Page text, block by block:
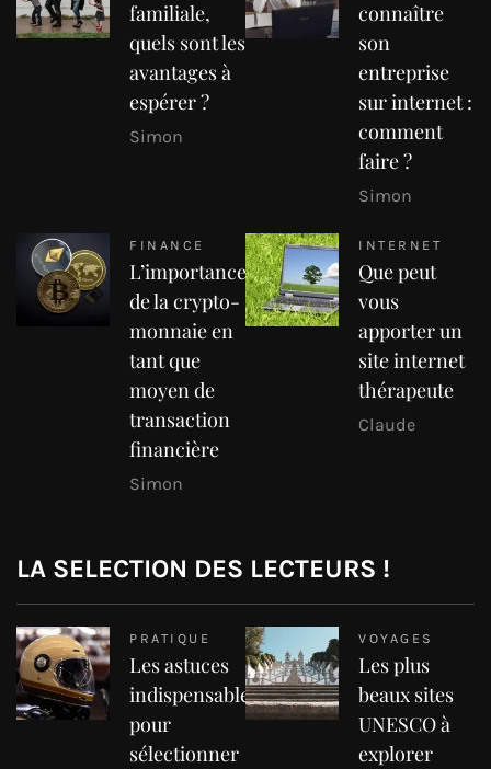
familiale,
quels sont les
avantages à
espérer ?
Simon
connaître
son
entreprise
sur internet :
comment
faire ?
Simon
FINANCE
L’importance
de la crypto-
monnaie en
tant que
moyen de
transaction
financière
Simon
INTERNET
Que peut
vous
apporter un
site internet
thérapeute
Claude
LA SELECTION DES LECTEURS !
PRATIQUE
Les astuces
indispensables
pour
sélectionner
VOYAGES
Les plus
beaux sites
UNESCO à
explorer